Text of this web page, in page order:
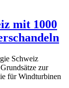
mit 1000
Schweiz
zur
für Windturbinen